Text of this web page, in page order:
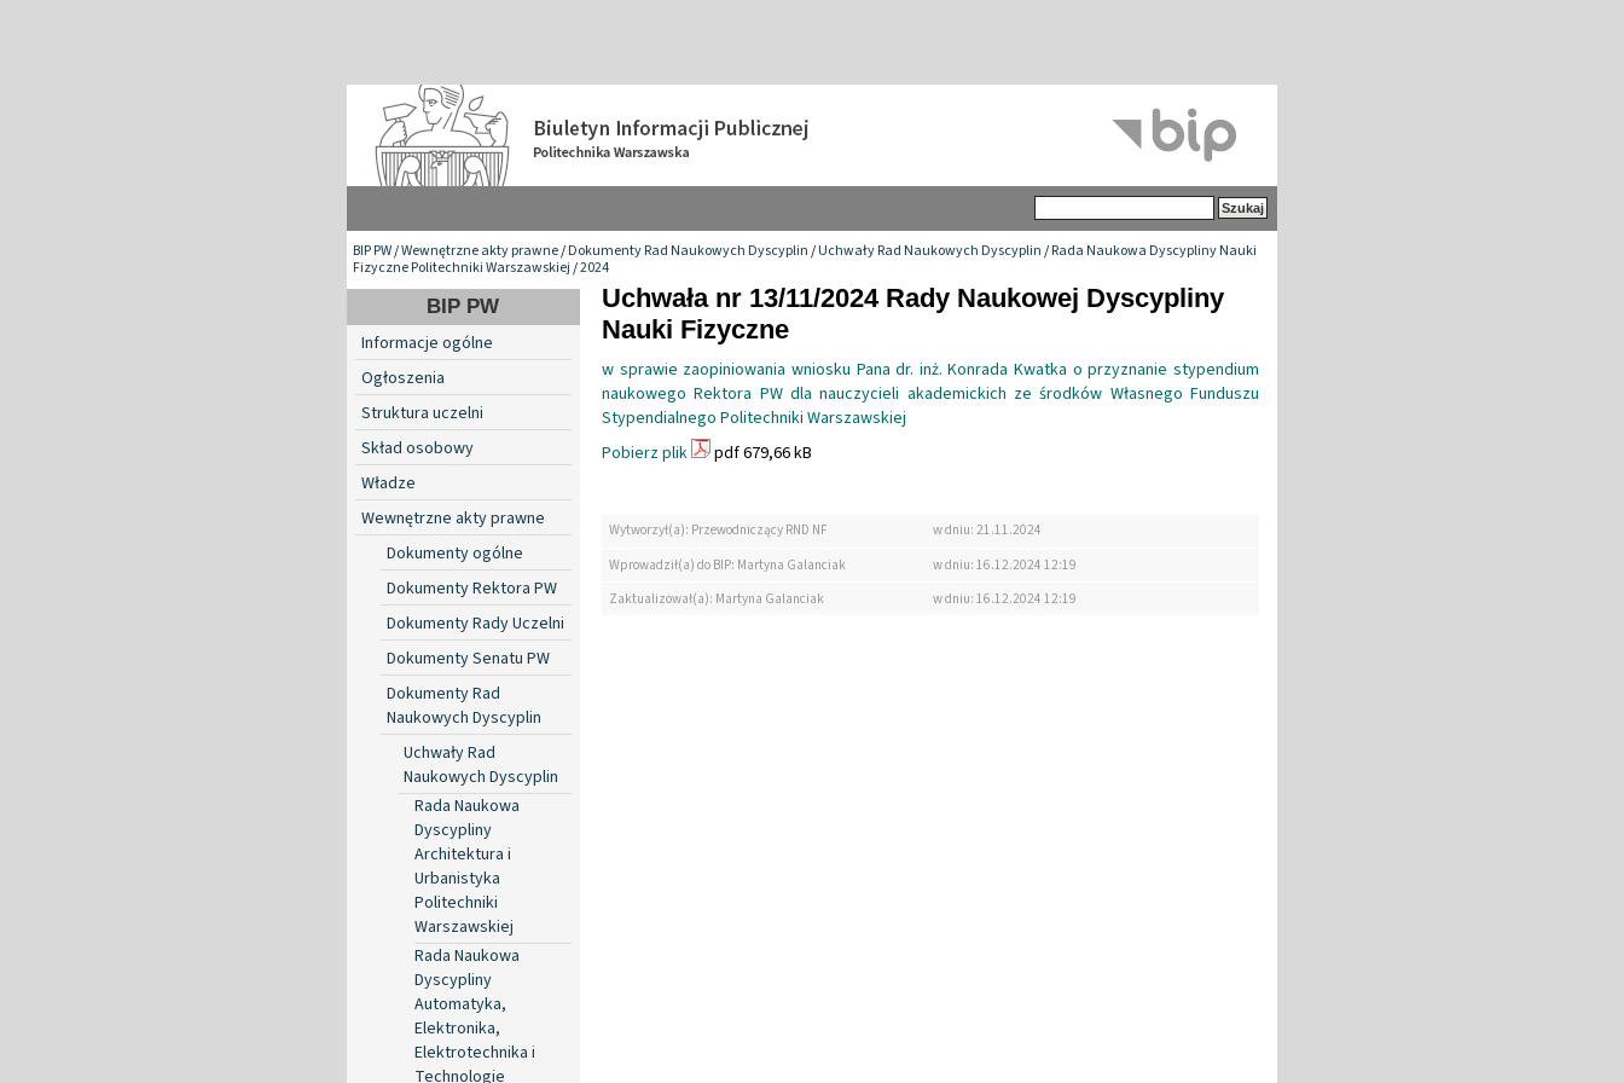
BIP PW/Wewnętrzne akty prawne/Dokumenty Rad Naukowych Dyscyplin/Uchwały Rad Naukowych Dyscyplin/Rada Naukowa Dyscypliny Nauki
Fizyczne Politechniki Warszawskiej/2024
BIP PW
Informacje ogólne
Ogłoszenia
Struktura uczelni
Skład osobowy
Władze
Wewnętrzne akty prawne
Dokumenty ogólne
Dokumenty Rektora PW
Dokumenty Rady Uczelni
Dokumenty Senatu PW
Dokumenty Rad
Naukowych Dyscyplin
Uchwały Rad
Naukowych Dyscyplin
Rada Naukowa
Dyscypliny
Architektura i
Urbanistyka
Politechniki
Warszawskiej
Rada Naukowa
Dyscypliny
Automatyka,
Elektronika,
Elektrotechnika i
Technologie
Uchwała nr 13/11/2024 Rady Naukowej Dyscypliny
Nauki Fizyczne
w sprawie zaopiniowania wniosku Pana dr. inż. Konrada Kwatka o przyznanie stypendium
naukowego Rektora PW dla nauczycieli akademickich ze środków Własnego Funduszu
Stypendialnego Politechniki Warszawskiej
Pobierz plik
pdf 679,66 kB
Wytworzył(a): Przewodniczący RND NF
w dniu: 21.11.2024
Wprowadził(a) do BIP: Martyna Galanciak
w dniu: 16.12.2024 12:19
Zaktualizował(a): Martyna Galanciak
w dniu: 16.12.2024 12:19